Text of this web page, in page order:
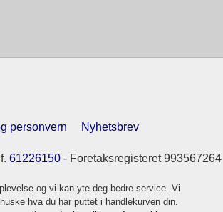
personvern Nyhetsbrev
61226150- Foretaksregisteret 993567264
og vi kan yte deg bedre service. Vi
hva du har puttet i handlekurven din.